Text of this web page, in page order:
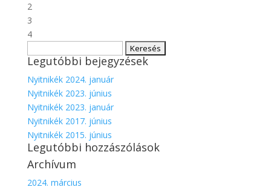
2
3
4
Legutóbbi bejegyzések
Nyitnikék 2024. január
Nyitnikék 2023. június
Nyitnikék 2023. január
Nyitnikék 2017. június
Nyitnikék 2015. június
Legutóbbi hozzászólások
Archívum
2024. március